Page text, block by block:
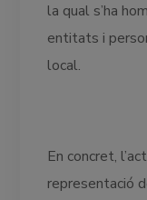
la qual s’ha
entitats i
local.
En concret,
representació